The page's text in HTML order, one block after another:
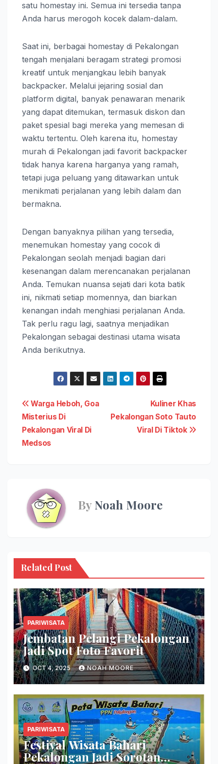
satu homestay ini. Semua ini tersedia tanpa
Anda harus merogoh kocek dalam-dalam.
Saat ini, berbagai homestay di Pekalongan
tengah menjalani beragam strategi promosi
kreatif untuk menjangkau lebih banyak
backpacker. Melalui jejaring sosial dan
platform digital, banyak penawaran menarik
yang dapat ditemukan, termasuk diskon dan
paket spesial bagi mereka yang memesan di
waktu tertentu. Oleh karena itu, homestay
murah di Pekalongan jadi favorit backpacker
tidak hanya karena harganya yang ramah,
tetapi juga peluang yang ditawarkan untuk
menikmati perjalanan yang lebih dalam dan
bermakna.
Dengan banyaknya pilihan yang tersedia,
menemukan homestay yang cocok di
Pekalongan seolah menjadi bagian dari
kesenangan dalam merencanakan perjalanan
Anda. Temukan nuansa sejati dari kota batik
ini, nikmati setiap momennya, dan biarkan
kenangan indah menghiasi perjalanan Anda.
Tak perlu ragu lagi, saatnya menjadikan
Pekalongan sebagai destinasi utama wisata
Anda berikutnya.
Post
navigation
Kuliner Khas
Pekalongan Soto Tauto
Viral Di Tiktok
Warga Heboh, Goa
Misterius Di
Pekalongan Viral Di
Medsos
ByNoah Moore
Related Post
PARIWISATA
Jembatan Pelangi Pekalongan
Jadi Spot Foto Favorit
OCT 4, 2025 NOAH MOORE
PARIWISATA
Festival Wisata Bahari
Pekalongan Jadi Sorotan